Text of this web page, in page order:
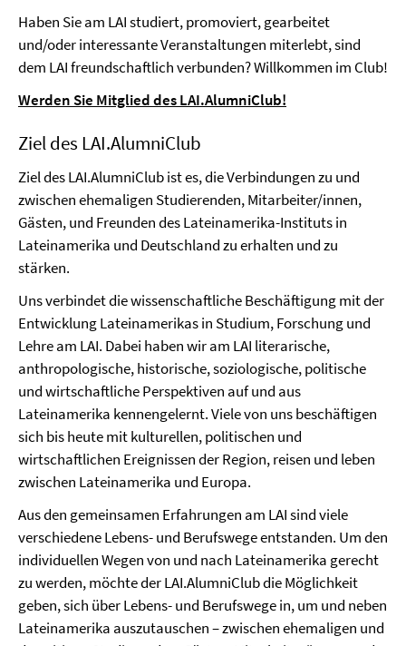
Haben Sie am LAI studiert, promoviert, gearbeitet
und/oder interessante Veranstaltungen miterlebt, sind
dem LAI freundschaftlich verbunden? Willkommen im Club!
Werden Sie Mitglied des LAI.AlumniClub!
Ziel des LAI.AlumniClub
Ziel des LAI.AlumniClub ist es, die Verbindungen zu und
zwischen ehemaligen Studierenden, Mitarbeiter/innen,
Gästen, und Freunden des Lateinamerika-Instituts in
Lateinamerika und Deutschland zu erhalten und zu
stärken.
Uns verbindet die wissenschaftliche Beschäftigung mit der
Entwicklung Lateinamerikas in Studium, Forschung und
Lehre am LAI. Dabei haben wir am LAI literarische,
anthropologische, historische, soziologische, politische
und wirtschaftliche Perspektiven auf und aus
Lateinamerika kennengelernt. Viele von uns beschäftigen
sich bis heute mit kulturellen, politischen und
wirtschaftlichen Ereignissen der Region, reisen und leben
zwischen Lateinamerika und Europa.
Aus den gemeinsamen Erfahrungen am LAI sind viele
verschiedene Lebens- und Berufswege entstanden. Um den
individuellen Wegen von und nach Lateinamerika gerecht
zu werden, möchte der LAI.AlumniClub die Möglichkeit
geben, sich über Lebens- und Berufswege in, um und neben
Lateinamerika auszutauschen – zwischen ehemaligen und